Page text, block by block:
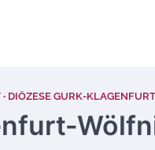
DIÖZESE GURK-KLAGENFURT